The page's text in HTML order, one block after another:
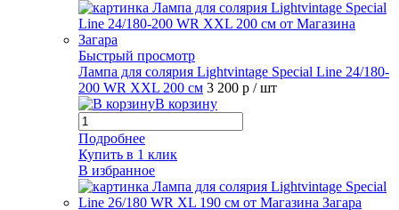
Быстрый просмотр
Лампа для солярия Lightvintage Special Line 24/180-
200 WR XXL 200 см 3 200 р / шт
В корзину
Подробнее
Купить в 1 клик
В избранное